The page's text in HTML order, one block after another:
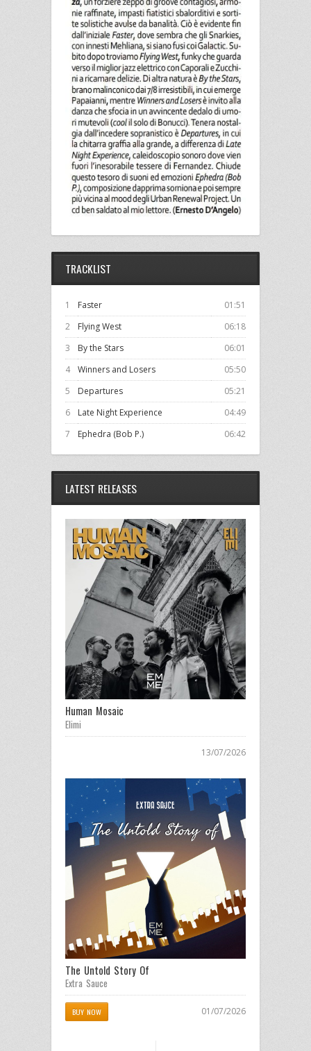
TRACKLIST
1 Faster
01:51
2
Flying West
06:18
3
By the Stars
06:01
4
Winners and Losers
05:50
5
Departures
05:21
6
Late Night Experience
04:49
7
Ephedra (Bob P.) 06:42
LATEST RELEASES
Human Mosaic
Elimi
13/07/2026
The Untold Story Of
Extra Sauce
BUY NOW 01/07/2026